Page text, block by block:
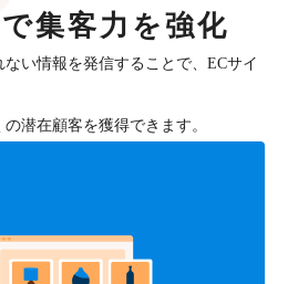
集客力を強化
い情報を発信することで、ECサイ
潜在顧客を獲得できます。